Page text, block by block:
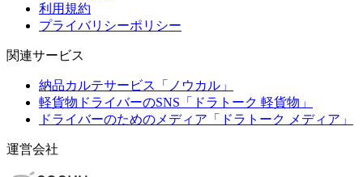
利用規約
プライバリシーポリシー
関連サービス
納品カルテサービス「ノウカル」
軽貨物ドライバーのSNS「ドラトーク 軽貨物」
ドライバーのためのメディア「ドラトーク メディア」
運営会社